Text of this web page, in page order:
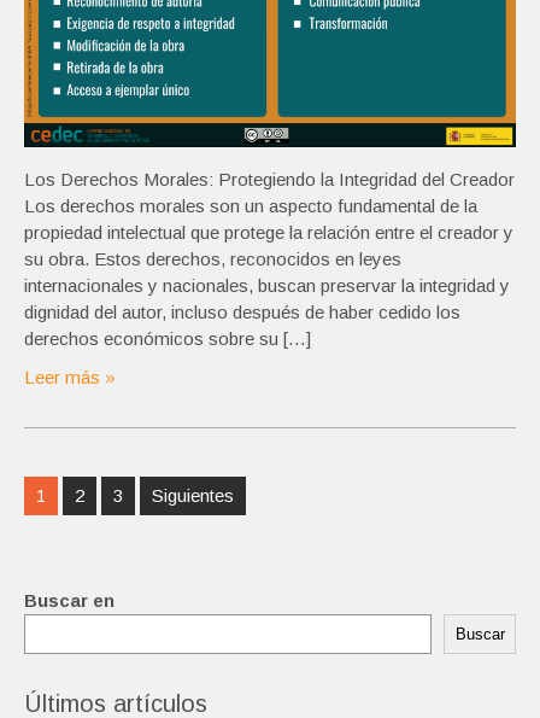
Los Derechos Morales: Protegiendo la Integridad del Creador
Los derechos morales son un aspecto fundamental de la
propiedad intelectual que protege la relación entre el creador y
su obra. Estos derechos, reconocidos en leyes
internacionales y nacionales, buscan preservar la integridad y
dignidad del autor, incluso después de haber cedido los
derechos económicos sobre su […]
Leer más »
Navegación
de
1 2 3 Siguientes
Buscar en
Buscar
Últimos artículos